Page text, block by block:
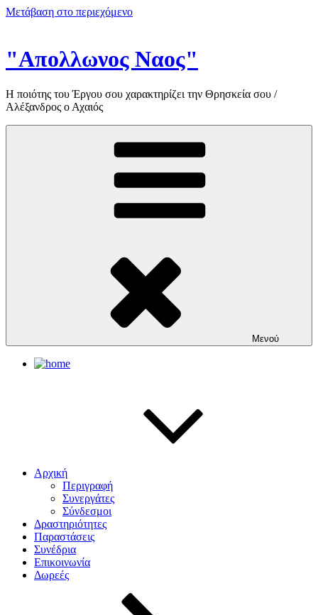
Μετάβαση στο περιεχόμενο
"Απολλωνος Ναος"
Η ποιότης του Έργου σου χαρακτηρίζει την Θρησκεία σου /
Αλέξανδρος ο Αχαιός
Μενού
Αρχική
Περιγραφή
Συνεργάτες
Σύνδεσμοι
Δραστηριότητες
Παραστάσεις
Συνέδρια
Επικοινωνία
Δωρεές